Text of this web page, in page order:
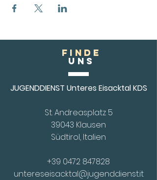
FINDE
Uns
JUGENDDIENST Unteres Eisacktal KDS
St. Andreasplatz 5
39043 Klausen
Südtirol, Italien
+39 0472 847828
untereseisacktal@jugenddienst.it